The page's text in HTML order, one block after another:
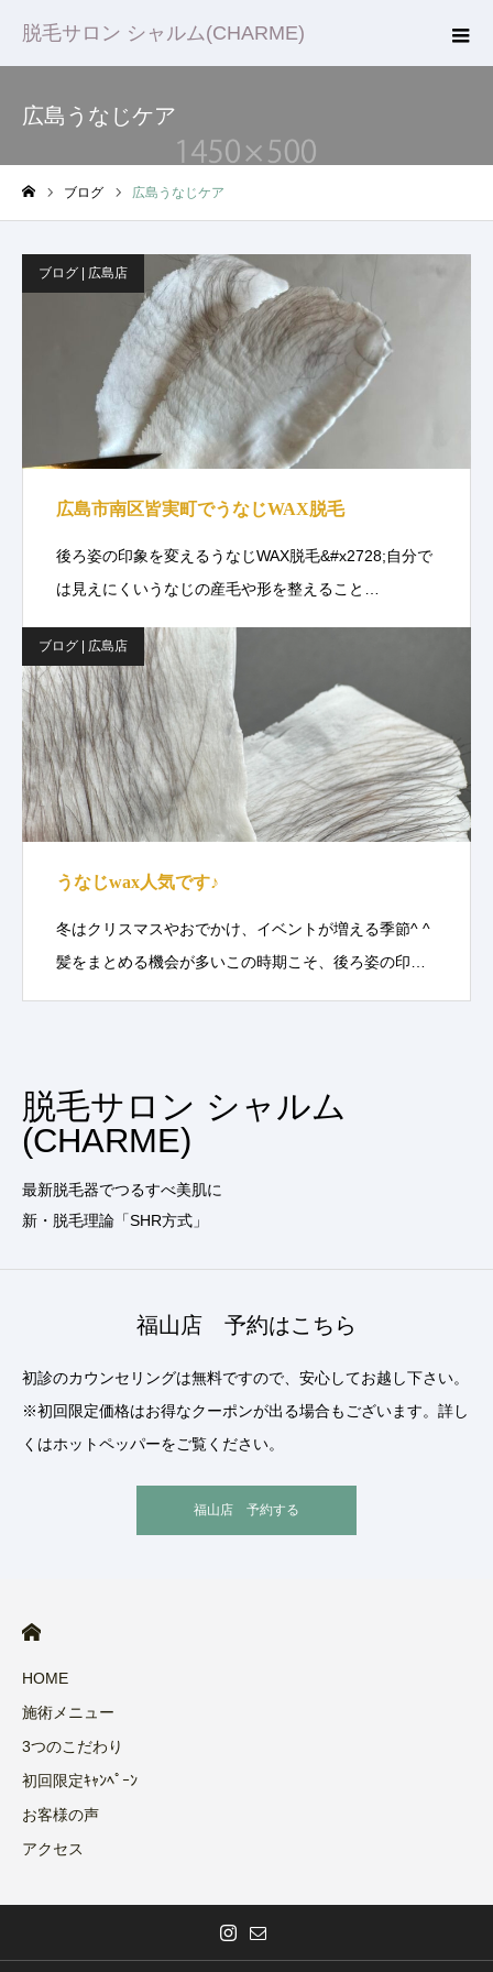
脱毛サロン シャルム(CHARME)
広島うなじケア
ブログ 広島うなじケア
ブログ | 広島店
広島市南区皆実町でうなじWAX脱毛
後ろ姿の印象を変えるうなじWAX脱毛&#x2728;自分で
は見えにくいうなじの産毛や形を整えること…
ブログ | 広島店
うなじwax人気です♪
冬はクリスマスやおでかけ、イベントが増える季節^ ^
髪をまとめる機会が多いこの時期こそ、後ろ姿の印…
脱毛サロン シャルム
(CHARME)
最新脱毛器でつるすべ美肌に
新・脱毛理論「SHR方式」
福山店 予約はこちら
初診のカウンセリングは無料ですので、安心してお越し下さい。
※初回限定価格はお得なクーポンが出る場合もございます。詳し
くはホットペッパーをご覧ください。
福山店 予約する
HOME
施術メニュー
3つのこだわり
初回限定ｷｬﾝﾍﾟｰﾝ
お客様の声
アクセス